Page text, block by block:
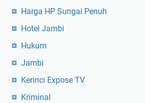
Harga HP Sungai Penuh
Hotel Jambi
Hukum
Jambi
Kerinci Expose TV
Kriminal